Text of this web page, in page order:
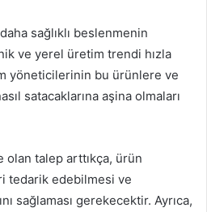
sağlıklı beslenmenin
ve yerel üretim trendi hızla
yöneticilerinin bu ürünlere ve
satacaklarına aşina olmaları
talep arttıkça, ürün
tedarik edebilmesi ve
sağlaması gerekecektir. Ayrıca,